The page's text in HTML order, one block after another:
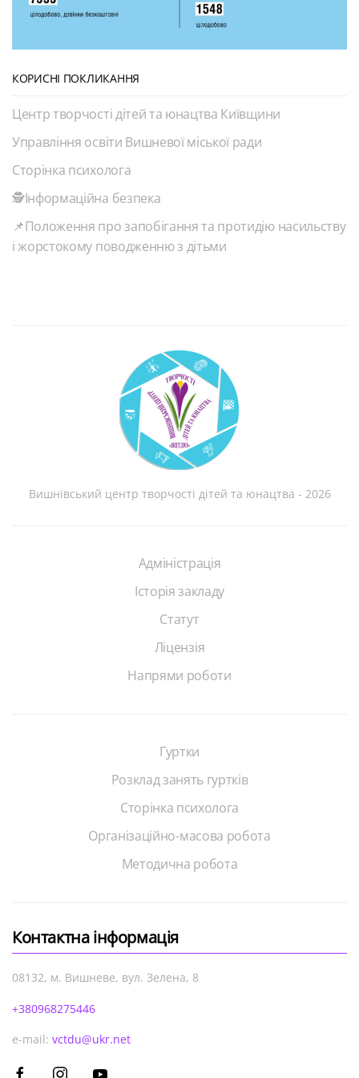
КОРИСНІ ПОКЛИКАННЯ
Центр творчості дітей та юнацтва Київщини
Управління освіти Вишневої міської ради
Сторінка психолога
🕵️Інформаційна безпека
📌Положення про запобігання та протидію насильству
і жорстокому поводженню з дітьми
Вишнівський центр творчості дітей та юнацтва - 2026
Адміністрація
Історія закладу
Статут
Ліцензія
Напрями роботи
Гуртки
Розклад занять гуртків
Сторінка психолога
Організаційно-масова робота
Методична робота
Контактна інформація
08132, м. Вишневе, вул. Зелена, 8
+380968275446
e-mail: vctdu@ukr.net